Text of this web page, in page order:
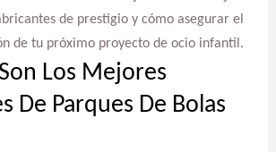
de prestigio y cómo asegurar el
de tu próximo proyecto de ocio infantil.
Los Mejores
De Parques De Bolas